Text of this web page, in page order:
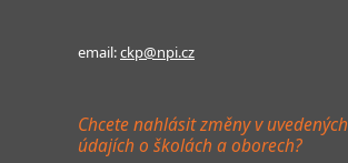
email:ckp@npi.cz
Chcete nahlásit změny v uvedených
údajích o školách a oborech?